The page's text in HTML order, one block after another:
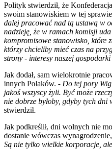
Polityk stwierdził, że
swoim stanowiskiem w tej
dalej pracować nad tą ustawą w
nadzieję, że w ramach komisji
kompromisowe stanowisko, które
którzy chcieliby mieć czas na
strony - interesy naszej gospodarki
Jak dodał, sam wielokrotnie
innych Polaków. - Do tej pory
jakoś wszyscy żyli. Być może
nie dobrze byłoby, gdyby tych dni
stwierdził.
Jak podkreślił, dni wolnych nie
dostanie wówczas
Są nie tylko wielkie korporacje,